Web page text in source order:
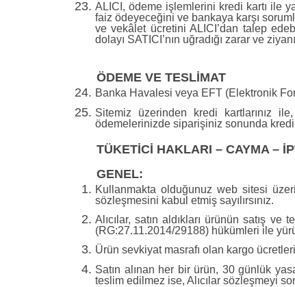
ALICI, ödeme işlemlerini kredi kartı ile
faiz ödeyeceğini ve bankaya karşı
ve vekâlet ücretini ALICI’dan talep
dolayı SATICI’nın uğradığı zarar ve
ÖDEME VE TESLİMAT
Banka Havalesi veya EFT (Elektronik
Sitemiz üzerinden kredi kartlarınız
ödemelerinizde siparişiniz sonunda
TÜKETİCİ HAKLARI – CAYMA –
GENEL:
Kullanmakta olduğunuz web sitesi
sözleşmesini kabul etmiş sayılırsınız.
Alıcılar, satın aldıkları ürünün satış
(RG:27.11.2014/29188) hükümleri ile
Ürün sevkiyat masrafı olan kargo
Satın alınan her bir ürün, 30 günlük
teslim edilmez ise, Alıcılar sözleşmeyi